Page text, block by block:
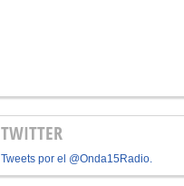
TWITTER
Tweets por el @Onda15Radio.